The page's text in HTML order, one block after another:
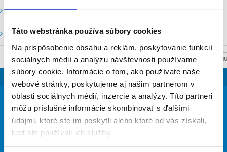
Táto webstránka používa súbory cookies
Na prispôsobenie obsahu a reklám, poskytovanie funkcií
sociálnych médií a analýzu návštevnosti používame
súbory cookie. Informácie o tom, ako používate naše
webové stránky, poskytujeme aj našim partnerom v
oblasti sociálnych médií, inzercie a analýzy. Títo partneri
môžu príslušné informácie skombinovať s ďalšími
údajmi, ktoré ste im poskytli alebo ktoré od vás získali,
keď ste používali ich služby.
Stavy a prietoky SVP, š. p.
Mapový portál
SLOVENSKO
NASTAV
37°
jasná obloha
29% Vlhkosť vzduchu: